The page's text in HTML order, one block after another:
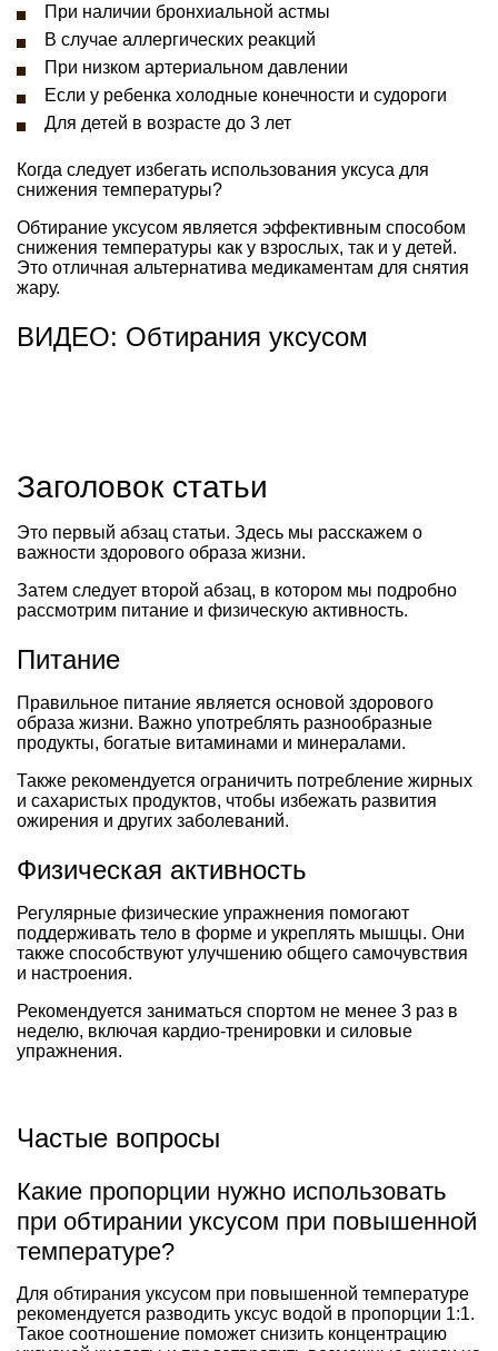
При наличии бронхиальной астмы
В случае аллергических реакций
При низком артериальном давлении
Если у ребенка холодные конечности и судороги
Для детей в возрасте до 3 лет
Когда следует избегать использования уксуса для
снижения температуры?
Обтирание уксусом является эффективным способом
снижения температуры как у взрослых, так и у детей.
Это отличная альтернатива медикаментам для снятия
жару.
ВИДЕО: Обтирания уксусом
Заголовок статьи
Это первый абзац статьи. Здесь мы расскажем о
важности здорового образа жизни.
Затем следует второй абзац, в котором мы подробно
рассмотрим питание и физическую активность.
Питание
Правильное питание является основой здорового
образа жизни. Важно употреблять разнообразные
продукты, богатые витаминами и минералами.
Также рекомендуется ограничить потребление жирных
и сахаристых продуктов, чтобы избежать развития
ожирения и других заболеваний.
Физическая активность
Регулярные физические упражнения помогают
поддерживать тело в форме и укреплять мышцы. Они
также способствуют улучшению общего самочувствия
и настроения.
Рекомендуется заниматься спортом не менее 3 раз в
неделю, включая кардио-тренировки и силовые
упражнения.
Частые вопросы
Какие пропорции нужно использовать
при обтирании уксусом при повышенной
температуре?
Для обтирания уксусом при повышенной температуре
рекомендуется разводить уксус водой в пропорции 1:1.
Такое соотношение поможет снизить концентрацию